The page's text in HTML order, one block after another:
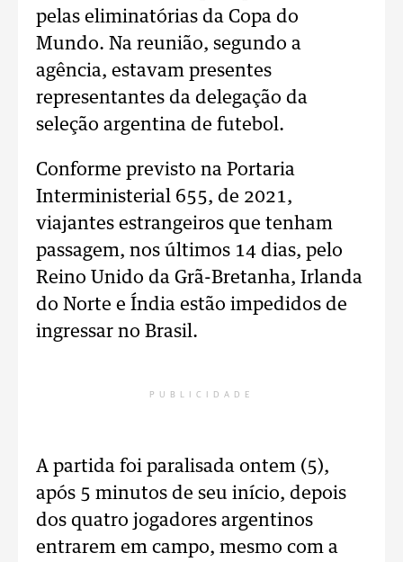
pelas eliminatórias da Copa do
Mundo. Na reunião, segundo a
agência, estavam presentes
representantes da delegação da
seleção argentina de futebol.
Conforme previsto na Portaria
Interministerial 655, de 2021,
viajantes estrangeiros que tenham
passagem, nos últimos 14 dias, pelo
Reino Unido da Grã-Bretanha, Irlanda
do Norte e Índia estão impedidos de
ingressar no Brasil.
PUBLICIDADE
A partida foi paralisada ontem (5),
após 5 minutos de seu início, depois
dos quatro jogadores argentinos
entrarem em campo, mesmo com a